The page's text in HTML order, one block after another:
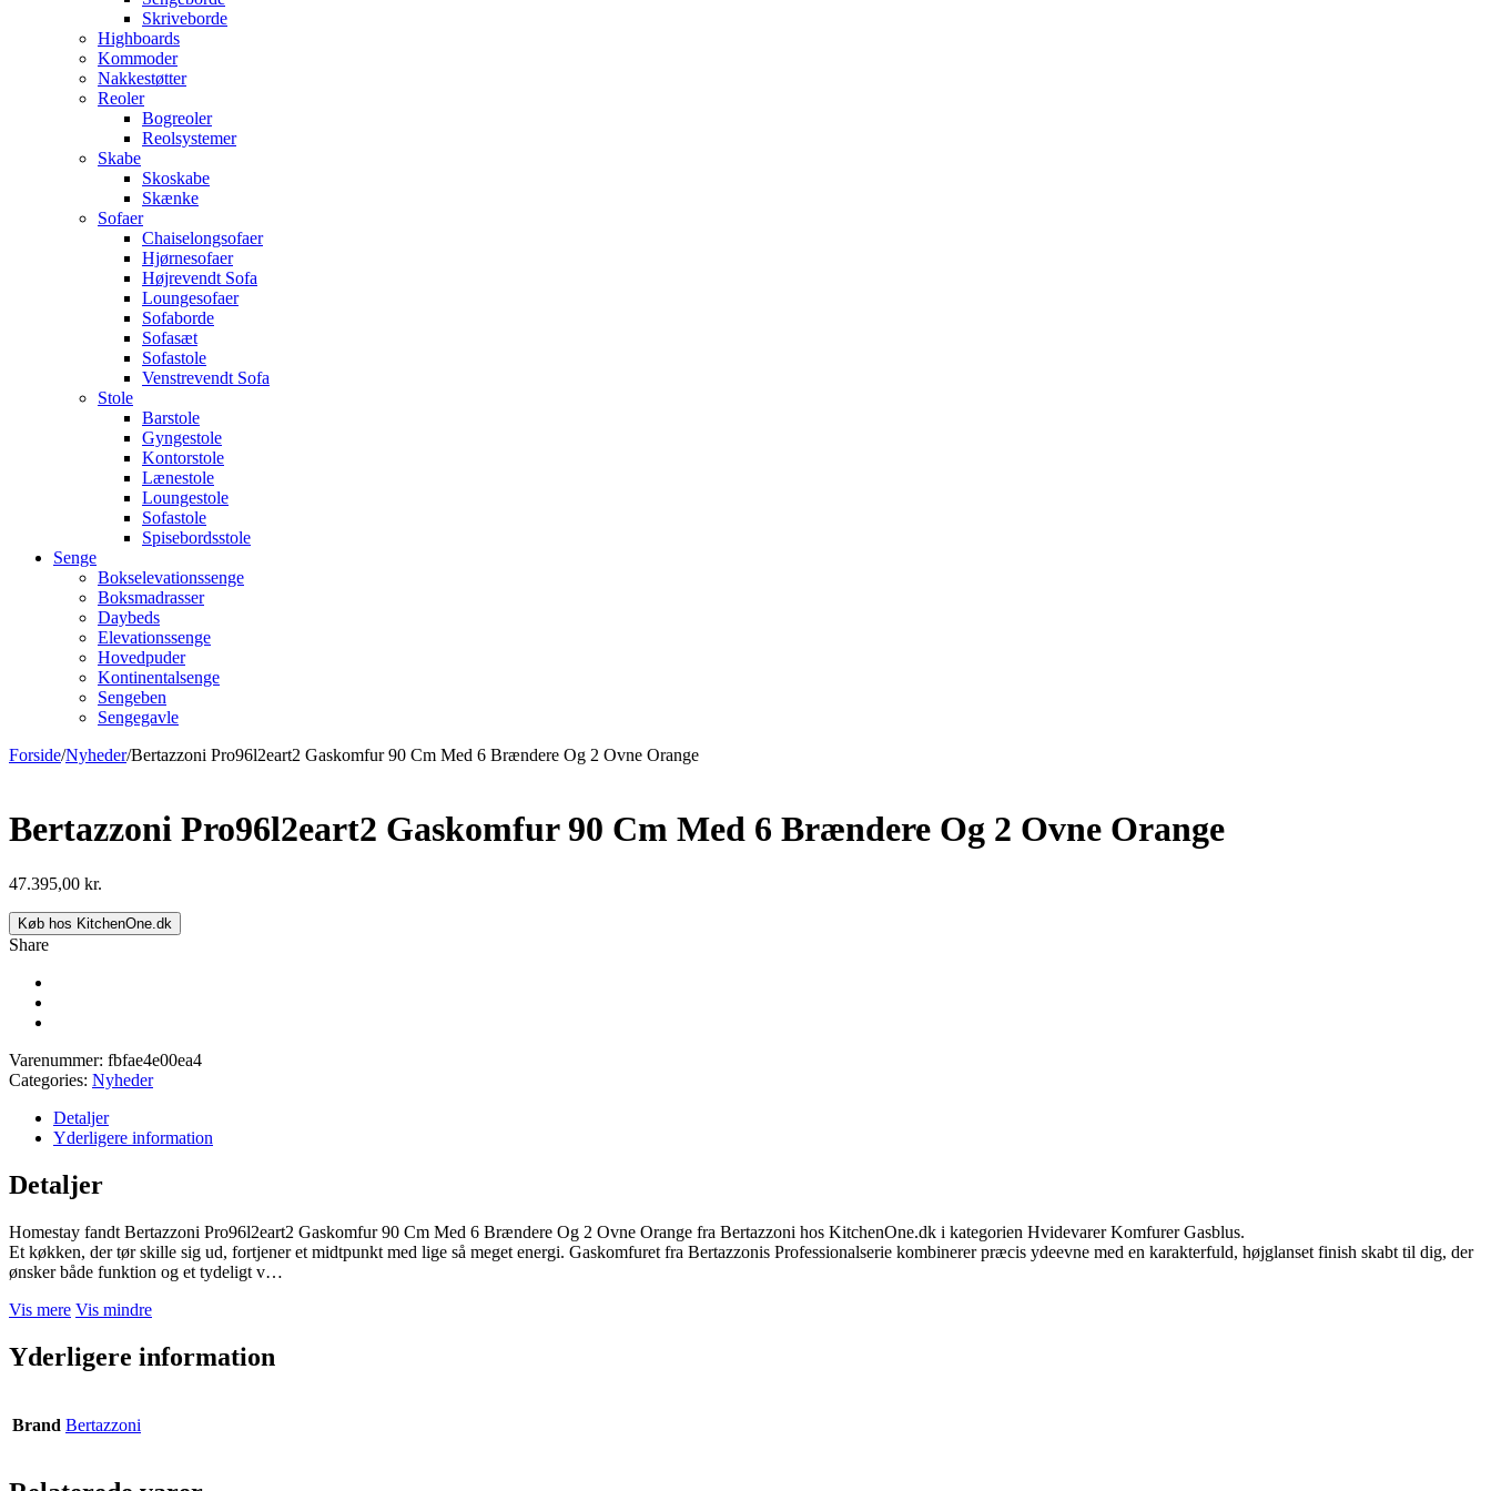
Skriveborde
Highboards
Kommoder
Nakkestøtter
Reoler
Bogreoler
Reolsystemer
Skabe
Skoskabe
Skænke
Sofaer
Chaiselongsofaer
Hjørnesofaer
Højrevendt Sofa
Loungesofaer
Sofaborde
Sofasæt
Sofastole
Venstrevendt Sofa
Stole
Barstole
Gyngestole
Kontorstole
Lænestole
Loungestole
Sofastole
Spisebordsstole
Senge
Bokselevationssenge
Boksmadrasser
Daybeds
Elevationssenge
Hovedpuder
Kontinentalsenge
Sengeben
Sengegavle
Forside/Nyheder/Bertazzoni Pro96l2eart2 Gaskomfur 90 Cm Med 6 Brændere Og 2 Ovne Orange
Bertazzoni Pro96l2eart2 Gaskomfur 90 Cm Med 6 Brændere Og 2 Ovne Orange
47.395,00 kr.
Køb hos KitchenOne.dk
Share
Varenummer: fbfae4e00ea4
Categories: Nyheder
Detaljer
Yderligere information
Detaljer
Homestay fandt Bertazzoni Pro96l2eart2 Gaskomfur 90 Cm Med 6 Brændere Og 2 Ovne Orange fra Bertazzoni hos KitchenOne.dk i kategorien Hvidevarer Komfurer Gasblus.
Et køkken, der tør skille sig ud, fortjener et midtpunkt med lige så meget energi. Gaskomfuret fra Bertazzonis Professionalserie kombinerer præcis ydeevne med en karakterfuld, højglanset finish skabt til dig, der
ønsker både funktion og et tydeligt v…
Vis mere Vis mindre
Yderligere information
Brand Bertazzoni